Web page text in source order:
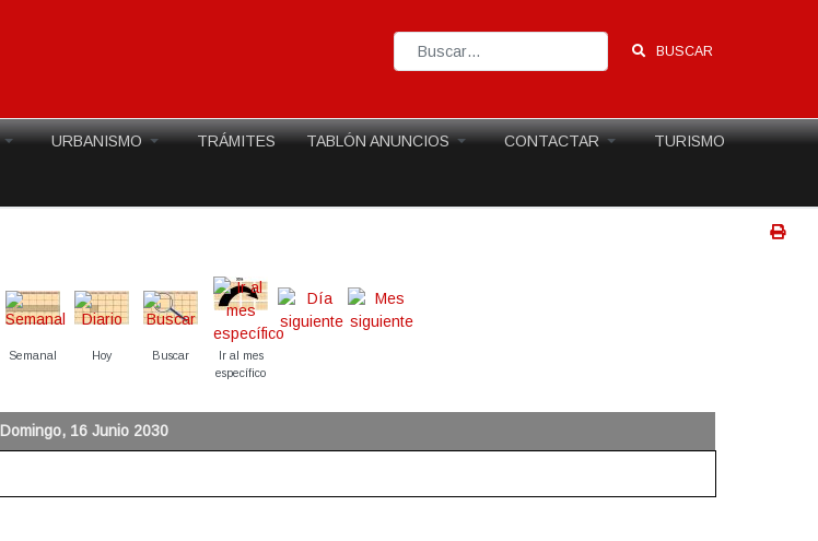
BUSCAR
URBANISMO TRÁMITES TABLÓN ANUNCIOS CONTACTAR TURISMO
Semanal Hoy Buscar
Ir al mes
específico
Domingo, 16 Junio 2030